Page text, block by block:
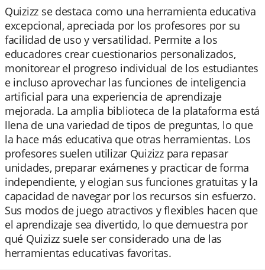
Quizizz se destaca como una herramienta educativa
excepcional, apreciada por los profesores por su
facilidad de uso y versatilidad. Permite a los
educadores crear cuestionarios personalizados,
monitorear el progreso individual de los estudiantes
e incluso aprovechar las funciones de inteligencia
artificial para una experiencia de aprendizaje
mejorada. La amplia biblioteca de la plataforma está
llena de una variedad de tipos de preguntas, lo que
la hace más educativa que otras herramientas. Los
profesores suelen utilizar Quizizz para repasar
unidades, preparar exámenes y practicar de forma
independiente, y elogian sus funciones gratuitas y la
capacidad de navegar por los recursos sin esfuerzo.
Sus modos de juego atractivos y flexibles hacen que
el aprendizaje sea divertido, lo que demuestra por
qué Quizizz suele ser considerado una de las
herramientas educativas favoritas.